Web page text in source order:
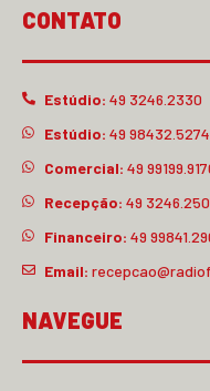
CONTATO
Estúdio: 49 3246.2330
Estúdio: 49 98432.5274
Comercial: 49
Recepção: 49
Financeiro: 49
Email:
NAVEGUE